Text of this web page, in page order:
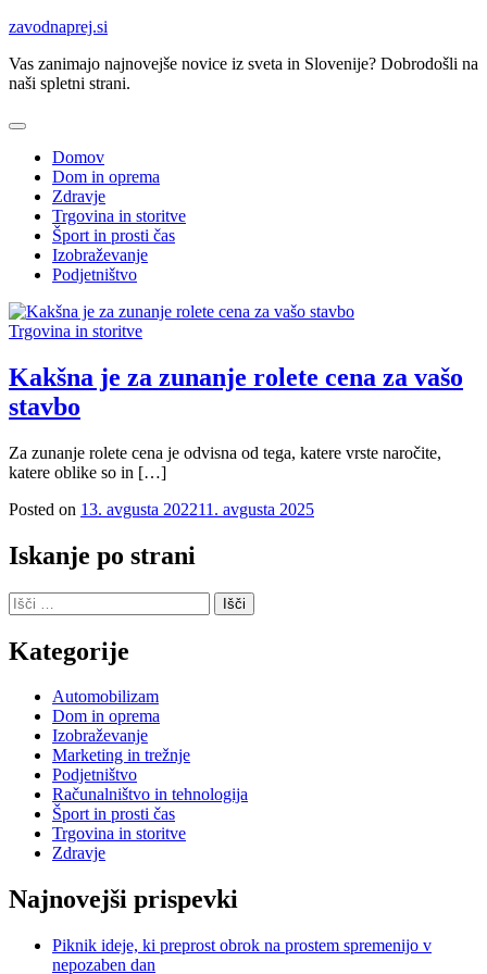
Skip
content
zavodnaprej.si
Vas zanimajo najnovejše novice iz sveta in Slovenije? Dobrodošli na
naši spletni strani.
Domov
Dom in oprema
Zdravje
Trgovina in storitve
Šport in prosti čas
Izobraževanje
Podjetništvo
Trgovina in storitve
Kakšna je za zunanje rolete cena za vašo
stavbo
Za zunanje rolete cena je odvisna od tega, katere vrste naročite,
katere oblike so in […]
Posted on 13. avgusta 202211. avgusta 2025
Iskanje po strani
Išči:
Kategorije
Automobilizam
Dom in oprema
Izobraževanje
Marketing in trežnje
Podjetništvo
Računalništvo in tehnologija
Šport in prosti čas
Trgovina in storitve
Zdravje
Najnovejši prispevki
Piknik ideje, ki preprost obrok na prostem spremenijo v
nepozaben dan